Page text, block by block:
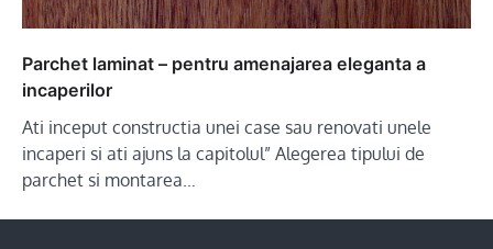
Parchet laminat – pentru amenajarea eleganta a
incaperilor
Ati inceput constructia unei case sau renovati unele
incaperi si ati ajuns la capitolul” Alegerea tipului de
parchet si montarea…